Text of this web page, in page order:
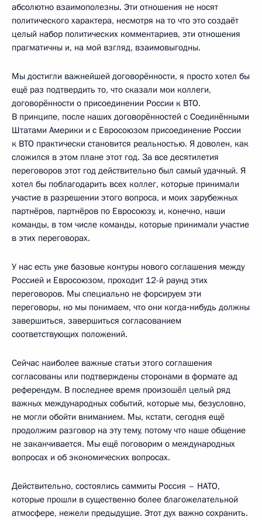
абсолютно взаимополезны. Эти отношения не носят
политического характера, несмотря на то что это создаёт
целый набор политических комментариев, эти отношения
прагматичны и, на мой взгляд, взаимовыгодны.
Мы достигли важнейшей договорённости, я просто хотел бы
ещё раз подтвердить то, что сказали мои коллеги,
договорённости о присоединении России к ВТО.
В принципе, после наших договорённостей с Соединёнными
Штатами Америки и с Евросоюзом присоединение России
к ВТО практически становится реальностью. Я доволен, как
сложился в этом плане этот год. За все десятилетия
переговоров этот год действительно был самый удачный. Я
хотел бы поблагодарить всех коллег, которые принимали
участие в разрешении этого вопроса, и моих зарубежных
партнёров, партнёров по Евросоюзу, и, конечно, наши
команды, в том числе команды, которые принимали участие
в этих переговорах.
У нас есть уже базовые контуры нового соглашения между
Россией и Евросоюзом, проходит 12-й раунд этих
переговоров. Мы специально не форсируем эти
переговоры, но мы понимаем, что они когда‑нибудь должны
завершиться, завершиться согласованием
соответствующих положений.
Сейчас наиболее важные статьи этого соглашения
согласованы или подтверждены сторонами в формате ад
референдум. В последнее время произошёл целый ряд
важных международных событий, которые мы, безусловно,
не могли обойти вниманием. Мы, кстати, сегодня ещё
продолжим разговор на эту тему, потому что наше общение
не заканчивается. Мы ещё поговорим о международных
вопросах и об экономических вопросах.
Действительно, состоялись саммиты Россия – НАТО,
которые прошли в существенно более благожелательной
атмосфере, нежели предыдущие. Этот дух важно сохранить.